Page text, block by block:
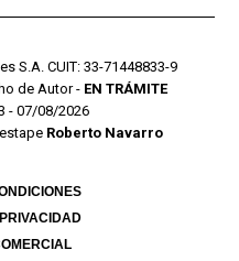
S.A. CUIT: 33-71448833-9
de Autor - EN TRÁMITE
- 07/08/2026
Roberto Navarro